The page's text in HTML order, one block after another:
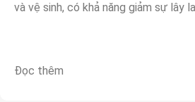
và vệ sinh, có khả năng giảm sự lây
Đọc thêm